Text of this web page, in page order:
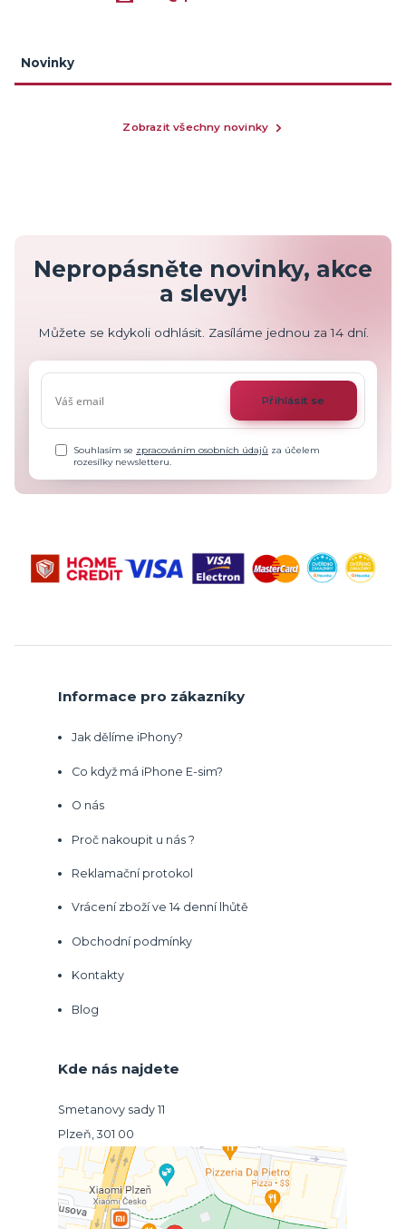
Novinky
Zobrazit všechny novinky
Nepropásněte novinky, akce
a slevy!
Můžete se kdykoli odhlásit. Zasíláme jednou za 14 dní.
Přihlásit se
Souhlasím se zpracováním osobních údajů za účelem
rozesílky newsletteru.
Informace pro zákazníky
Jak dělíme iPhony?
Co když má iPhone E-sim?
O nás
Proč nakoupit u nás ?
Reklamační protokol
Vrácení zboží ve 14 denní lhůtě
Obchodní podmínky
Kontakty
Blog
Kde nás najdete
Smetanovy sady 11
Plzeň, 301 00